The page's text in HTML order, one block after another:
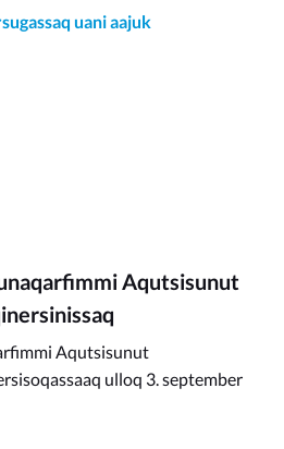
uani aajuk
Aqutsisunut
Aqutsisunut
ulloq 3. september